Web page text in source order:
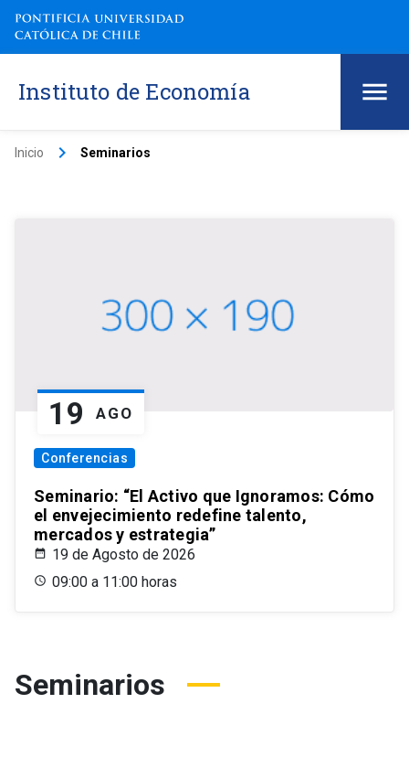
Instituto de Economía
Inicio keyboard_arrow_right Seminarios
19 AGO
Conferencias
Seminario: “El Activo que Ignoramos: Cómo
el envejecimiento redefine talento,
mercados y estrategia”
19 de Agosto de 2026
09:00 a 11:00 horas
Seminarios